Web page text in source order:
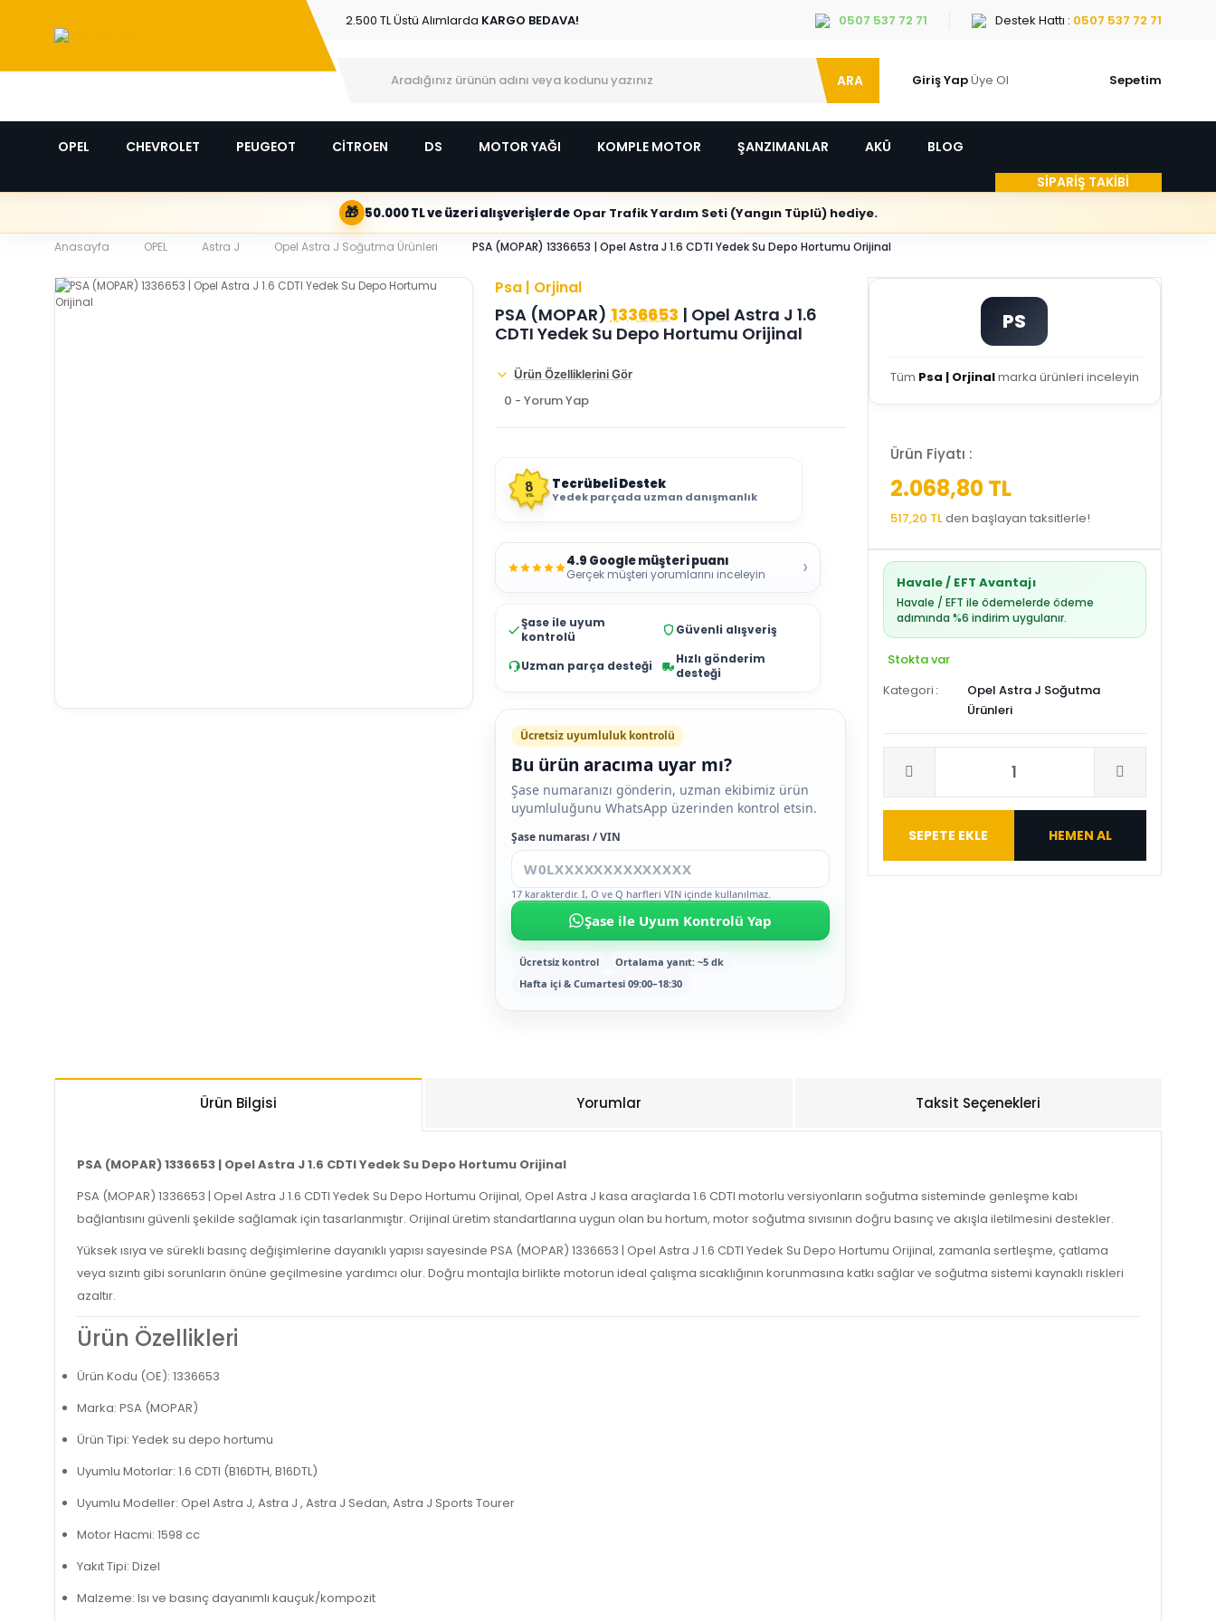
2.500 TL Üstü Alımlarda KARGO BEDAVA! 0507 537 72 71 Destek Hattı : 0507 537 72 71
ARA Giriş YapÜye Ol Sepetim
OPEL CHEVROLET PEUGEOT CİTROEN DS MOTOR YAĞI KOMPLE MOTOR ŞANZIMANLAR AKÜ
BLOG
SİPARİŞ TAKİBİ
🎁 50.000 TL ve üzeri alışverişlerdeOpar Trafik Yardım Seti (Yangın Tüplü) hediye.
Anasayfa OPEL Astra J Opel Astra J Soğutma Ürünleri PSA (MOPAR) 1336653 | Opel Astra J 1.6 CDTI Yedek Su Depo Hortumu Orijinal
Psa | Orjinal
PSA (MOPAR)1336653 | Opel Astra J 1.6
CDTI Yedek Su Depo Hortumu Orijinal
Ürün Özelliklerini Gör
0 - Yorum Yap
8
YIL
Tecrübeli Destek
Yedek parçada uzman danışmanlık
4.9 Google müşteri puanı
Gerçek müşteri yorumlarını inceleyin ›
Şase ile uyum
kontrolü
Güvenli alışveriş
Uzman parça desteği
Hızlı gönderim
desteği
Ücretsiz uyumluluk kontrolü
Bu ürün aracıma uyar mı?
Şase numaranızı gönderin, uzman ekibimiz ürün
uyumluluğunu WhatsApp üzerinden kontrol etsin.
Şase numarası / VIN
17 karakterdir. I, O ve Q harfleri VIN içinde kullanılmaz.
Şase ile Uyum Kontrolü Yap
Ücretsiz kontrol
Ortalama yanıt: ~5 dk
Hafta içi & Cumartesi 09:00–18:30
PS
Tüm Psa | Orjinalmarka ürünleri inceleyin
Ürün Fiyatı :
2.068,80 TL
517,20 TLden başlayan taksitlerle!
Havale / EFT Avantajı
Havale / EFT ile ödemelerde ödeme
adımında %6 indirim uygulanır.
Stokta var
Kategori
Opel Astra J Soğutma
Ürünleri
SEPETE EKLE HEMEN AL
Ürün Bilgisi Yorumlar Taksit Seçenekleri
PSA (MOPAR) 1336653 | Opel Astra J 1.6 CDTI Yedek Su Depo Hortumu Orijinal
PSA (MOPAR) 1336653 | Opel Astra J 1.6 CDTI Yedek Su Depo Hortumu Orijinal, Opel Astra J kasa araçlarda 1.6 CDTI motorlu versiyonların soğutma sisteminde genleşme kabı
bağlantısını güvenli şekilde sağlamak için tasarlanmıştır. Orijinal üretim standartlarına uygun olan bu hortum, motor soğutma sıvısının doğru basınç ve akışla iletilmesini destekler.
Yüksek ısıya ve sürekli basınç değişimlerine dayanıklı yapısı sayesinde PSA (MOPAR) 1336653 | Opel Astra J 1.6 CDTI Yedek Su Depo Hortumu Orijinal, zamanla sertleşme, çatlama
veya sızıntı gibi sorunların önüne geçilmesine yardımcı olur. Doğru montajla birlikte motorun ideal çalışma sıcaklığının korunmasına katkı sağlar ve soğutma sistemi kaynaklı riskleri
azaltır.
Ürün Özellikleri
Ürün Kodu (OE): 1336653
Marka: PSA (MOPAR)
Ürün Tipi: Yedek su depo hortumu
Uyumlu Motorlar: 1.6 CDTI (B16DTH, B16DTL)
Uyumlu Modeller: Opel Astra J, Astra J , Astra J Sedan, Astra J Sports Tourer
Motor Hacmi: 1598 cc
Yakıt Tipi: Dizel
Malzeme: Isı ve basınç dayanımlı kauçuk/kompozit